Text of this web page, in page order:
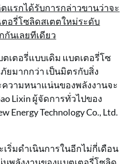
แรกได้รับการกล่าวขานว่าจะ
อรี่โซลิดสเตตใหม่ระดับ
กันเลยทีเดียว
ตเตอรี่แบบเดิม แบตเตอรี่โซ
ยมากกว่า เป็นมิตรกับสิ่ง
วามหนาแน่นของพลังงานจะ
Lixin ผู้จัดการทั่วไปของ
Energy Technology Co., Ltd.
ริ่มดำเนินการในอีกไม่กี่เดือน
พลังงานของแบตเตอรี่โซลิด